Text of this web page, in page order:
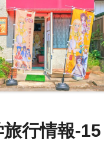
行情報-